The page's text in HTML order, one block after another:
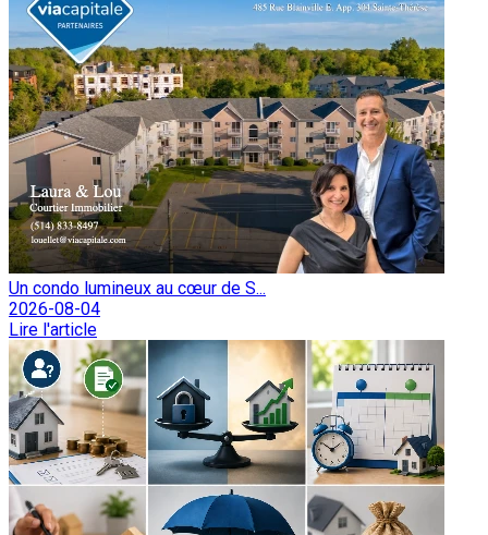
Un condo lumineux au cœur de S...
2026-08-04
Lire l'article